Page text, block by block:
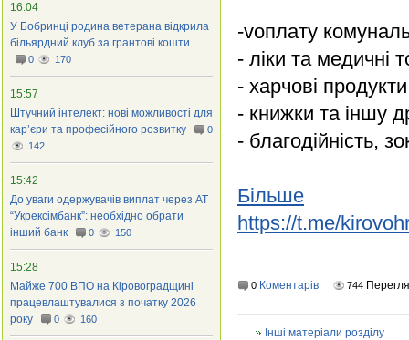
-vоплату
- ліки та медичні
- харчові
- книжки та іншу
- благодійність,
Більше
https://t.me/
0 Коментарів 744
Інші матеріали розділу
16:04
У Бобринці родина ветерана відкрила
більярдний клуб за грантові кошти
0 170
15:57
Штучний інтелект: нові можливості для
кар’єри та професійного розвитку
0
142
15:42
До уваги одержувачів виплат через АТ
“Укрексімбанк”: необхідно обрати
інший банк
0 150
15:28
Майже 700 ВПО на Кіровоградщині
працевлаштувалися з початку 2026
року
0 160